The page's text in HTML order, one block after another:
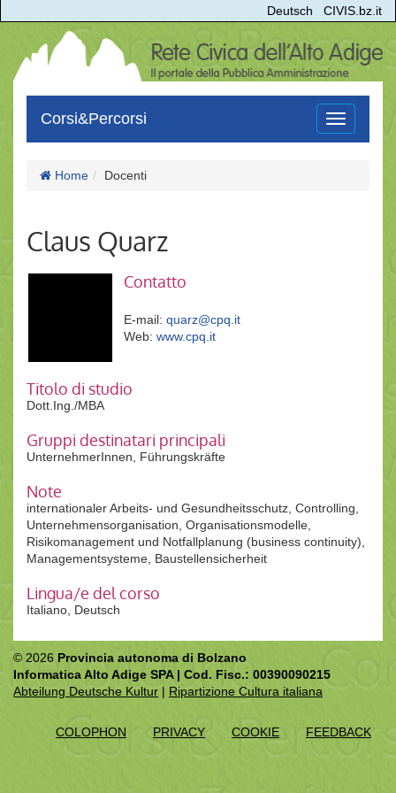
Deutsch CIVIS.bz.it
Toggle
navigation
Corsi&Percorsi
Home Docenti
Claus Quarz
Contatto
E-mail: quarz@cpq.it
Web: www.cpq.it
Titolo di studio
Dott.Ing./MBA
Gruppi destinatari principali
UnternehmerInnen, Führungskräfte
Note
internationaler Arbeits- und Gesundheitsschutz, Controlling,
Unternehmensorganisation, Organisationsmodelle,
Risikomanagement und Notfallplanung (business continuity),
Managementsysteme, Baustellensicherheit
Lingua/e del corso
Italiano, Deutsch
© 2026 Provincia autonoma di Bolzano
Informatica Alto Adige SPA | Cod. Fisc.: 00390090215
Abteilung Deutsche Kultur | Ripartizione Cultura italiana
COLOPHON PRIVACY COOKIE FEEDBACK